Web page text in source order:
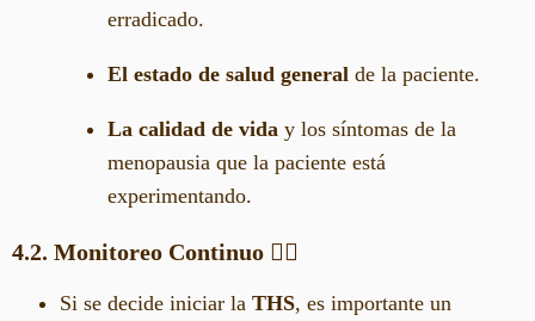
erradicado.
El estado de salud general de la paciente.
La calidad de vida y los síntomas de la
menopausia que la paciente está
experimentando.
4.2. Monitoreo Continuo 👩‍⚕️
Si se decide iniciar la THS, es importante un